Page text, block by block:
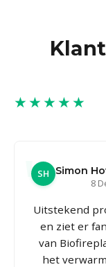
★★★★★
SH Simon
8
Uitstekend
en ziet er
van
het